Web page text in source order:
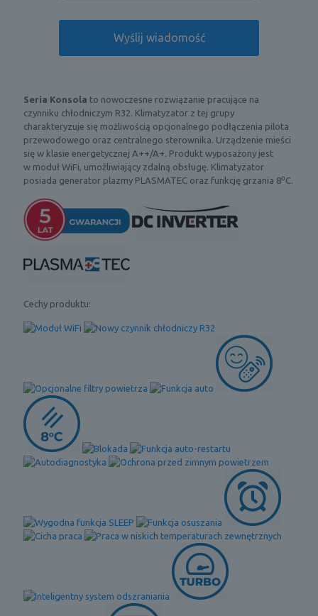
Seria Konsola to nowoczesne rozwiązanie pracujące na
czynniku chłodniczym R32. Klimatyzator z tej grupy
charakteryzuje się możliwością opcjonalnego podłączenia pilota
przewodowego oraz centralnego sterownika. Urządzenie mieści
się w klasie energetycznej A++/A+. Produkt wyposażony jest
w moduł WiFi, umożliwiający zdalną obsługę. Klimatyzator
posiada generator plazmy PLASMATEC oraz funkcję grzania 8⁰C.
Cechy produktu: